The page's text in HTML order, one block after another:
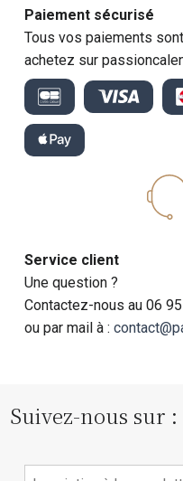
Paiement sécurisé
Tous vos paiements
achetez sur
Service client
Une question ?
Contactez-nous au 06
ou par mail à :
Suivez-nous sur :